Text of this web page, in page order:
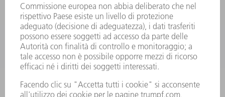
L'AZIENDA
CARRIERA
OFFERTE DI LAVORO
PROFILO DELL'AZIENDA
PRESIDENZA
RELAZIONE DI BILANCIO
PRINCIPI AZIENDALI
COMPLIANCE
SISTEMA DI WHISTLEBLOWING